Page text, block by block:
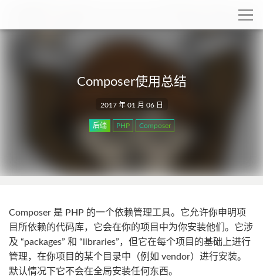
Composer使用总结
2017 年 01 月 06 日
后端 PHP Composer
Composer 是 PHP 的一个依赖管理工具。它允许你申明项
目所依赖的代码库，它会在你的项目中为你安装他们。它涉
及 “packages” 和 “libraries”，但它在每个项目的基础上进行
管理，在你项目的某个目录中（例如 vendor）进行安装。
默认情况下它不会在全局安装任何东西。